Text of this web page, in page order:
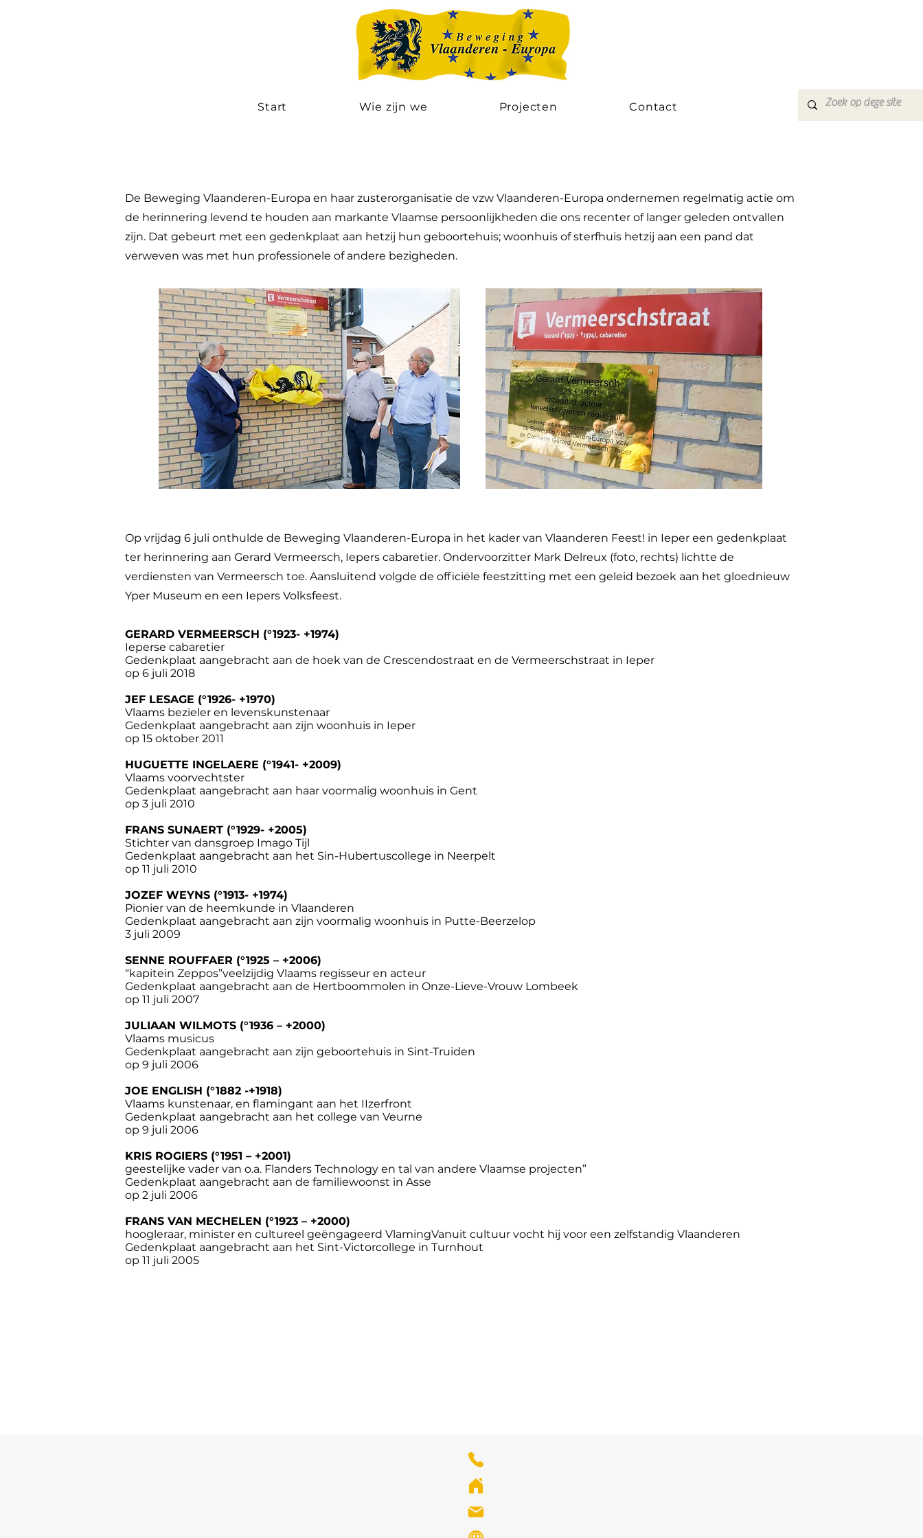
Start Wie zijn we Projecten Contact
De Beweging Vlaanderen-Europa en haar zusterorganisatie de vzw Vlaanderen-Europa ondernemen regelmatig actie om
de herinnering levend te houden aan markante Vlaamse persoonlijkheden die ons recenter of langer geleden ontvallen
zijn. Dat gebeurt met een gedenkplaat aan hetzij hun geboortehuis; woonhuis of sterfhuis hetzij aan een pand dat
verweven was met hun professionele of andere bezigheden.
Op vrijdag 6 juli onthulde de Beweging Vlaanderen-Europa in het kader van Vlaanderen Feest! in Ieper een gedenkplaat
ter herinnering aan Gerard Vermeersch, Iepers cabaretier. Ondervoorzitter Mark Delreux (foto, rechts) lichtte de
verdiensten van Vermeersch toe. Aansluitend volgde de officiële feestzitting met een geleid bezoek aan het gloednieuw
Yper Museum en een Iepers Volksfeest.
GERARD VERMEERSCH (°1923- +1974)
Ieperse cabaretier
Gedenkplaat aangebracht aan de hoek van de Crescendostraat en de Vermeerschstraat in Ieper
op 6 juli 2018
JEF LESAGE (°1926- +1970)
Vlaams bezieler en levenskunstenaar
Gedenkplaat aangebracht aan zijn woonhuis in Ieper
op 15 oktober 2011
HUGUETTE INGELAERE (°1941- +2009)
Vlaams voorvechtster
Gedenkplaat aangebracht aan haar voormalig woonhuis in Gent
op 3 juli 2010
FRANS SUNAERT (°1929- +2005)
Stichter van dansgroep Imago Tijl
Gedenkplaat aangebracht aan het Sin-Hubertuscollege in Neerpelt
op 11 juli 2010
JOZEF WEYNS (°1913- +1974)
Pionier van de heemkunde in Vlaanderen
Gedenkplaat aangebracht aan zijn voormalig woonhuis in Putte-Beerzelop
3 juli 2009
SENNE ROUFFAER (°1925 – +2006)
“kapitein Zeppos”veelzijdig Vlaams regisseur en acteur
Gedenkplaat aangebracht aan de Hertboommolen in Onze-Lieve-Vrouw Lombeek
op 11 juli 2007
JULIAAN WILMOTS (°1936 – +2000)
Vlaams musicus
Gedenkplaat aangebracht aan zijn geboortehuis in Sint-Truiden
op 9 juli 2006
JOE ENGLISH (°1882 -+1918)
Vlaams kunstenaar, en flamingant aan het IIzerfront
Gedenkplaat aangebracht aan het college van Veurne
op 9 juli 2006
KRIS ROGIERS (°1951 – +2001)
geestelijke vader van o.a. Flanders Technology en tal van andere Vlaamse projecten”
Gedenkplaat aangebracht aan de familiewoonst in Asse
op 2 juli 2006
FRANS VAN MECHELEN (°1923 – +2000)
hoogleraar, minister en cultureel geëngageerd VlamingVanuit cultuur vocht hij voor een zelfstandig Vlaanderen
Gedenkplaat aangebracht aan het Sint-Victorcollege in Turnhout
op 11 juli 2005